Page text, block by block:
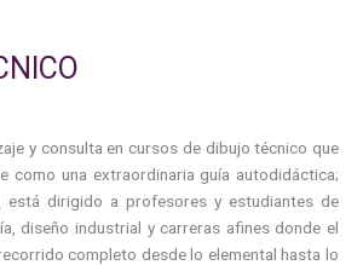
y consulta en cursos de dibujo técnico que
como una extraordinaria guía autodidáctica;
dirigido a profesores y estudiantes de
diseño industrial y carreras afines donde el
completo desde lo elemental hasta lo